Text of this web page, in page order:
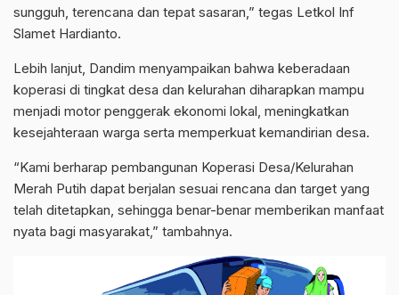
sungguh, terencana dan tepat sasaran,” tegas Letkol Inf
Slamet Hardianto.
Lebih lanjut, Dandim menyampaikan bahwa keberadaan
koperasi di tingkat desa dan kelurahan diharapkan mampu
menjadi motor penggerak ekonomi lokal, meningkatkan
kesejahteraan warga serta memperkuat kemandirian desa.
“Kami berharap pembangunan Koperasi Desa/Kelurahan
Merah Putih dapat berjalan sesuai rencana dan target yang
telah ditetapkan, sehingga benar-benar memberikan manfaat
nyata bagi masyarakat,” tambahnya.